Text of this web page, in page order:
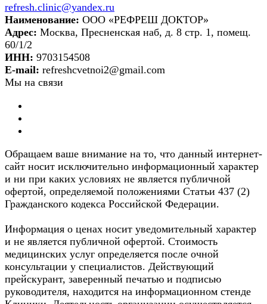
refresh.clinic@yandex.ru
Наименование: ООО «РЕФРЕШ ДОКТОР»
Адрес: Москва, Пресненская наб, д. 8 стр. 1, помещ.
60/1/2
ИНН: 9703154508
E-mail: refreshcvetnoi2@gmail.com
Мы на связи
Обращаем ваше внимание на то, что данный интернет-
сайт носит исключительно информационный характер
и ни при каких условиях не является публичной
офертой, определяемой положениями Статьи 437 (2)
Гражданского кодекса Российской Федерации.
Информация о ценах носит уведомительный характер
и не является публичной офертой. Стоимость
медицинских услуг определяется после очной
консультации у специалистов. Действующий
прейскурант, заверенный печатью и подписью
руководителя, находится на информационном стенде